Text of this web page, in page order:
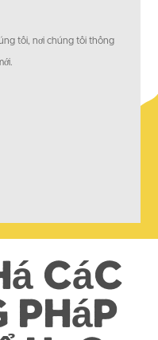
tôi, nơi chúng tôi thông
các
pháp